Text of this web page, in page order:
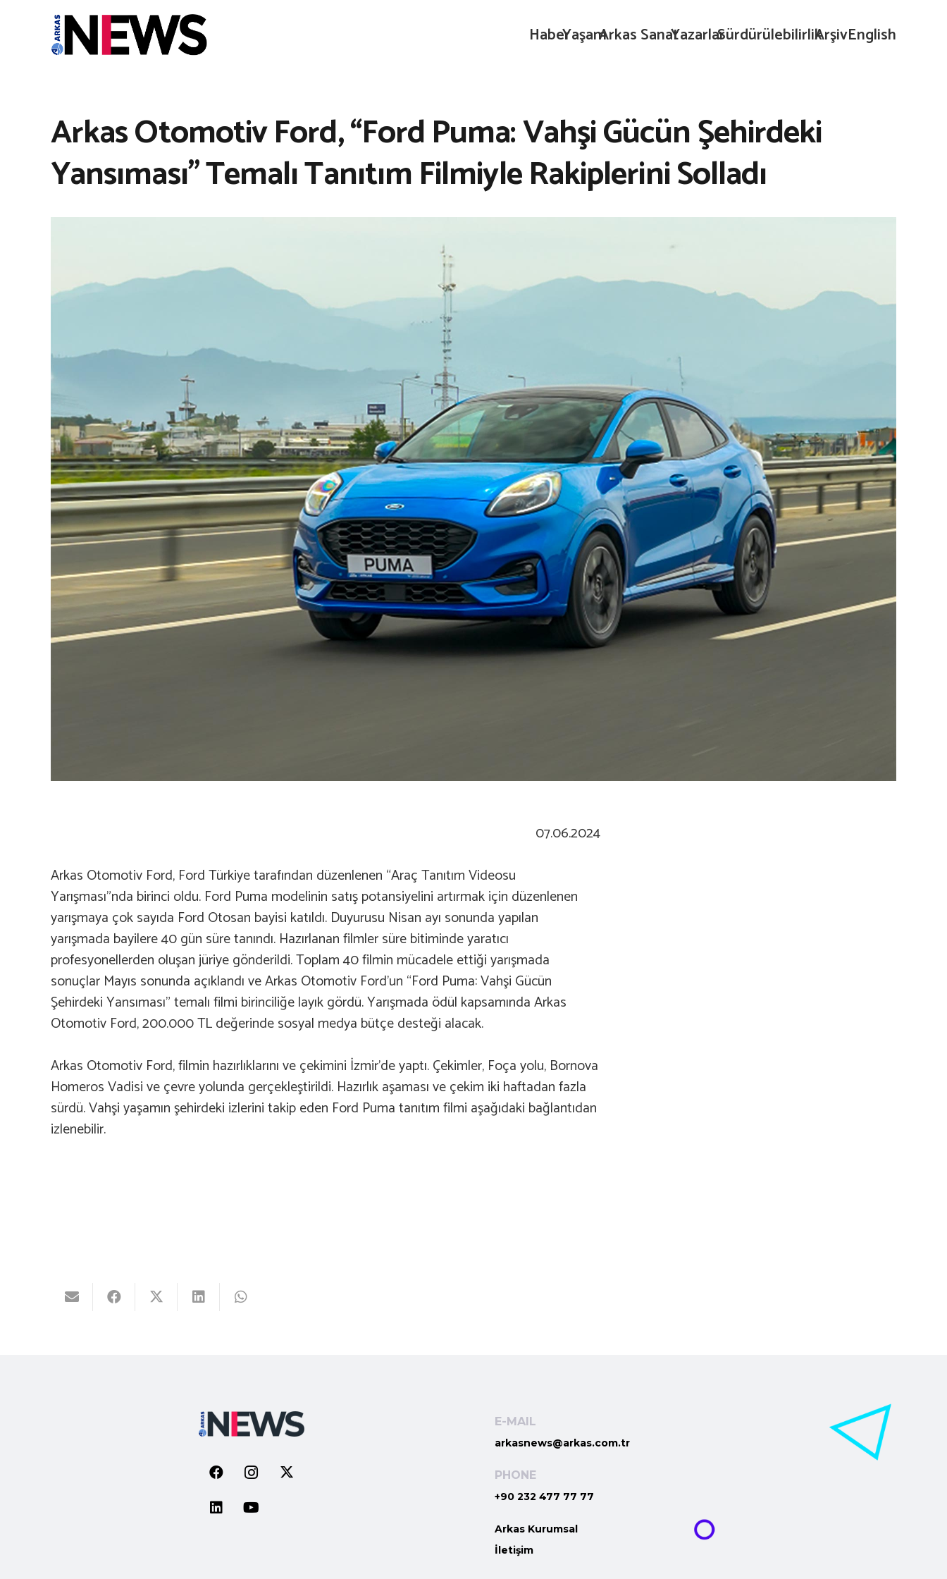
HaberYaşamArkas SanatYazarlarSürdürülebilirlikArşivEnglish
Arkas Otomotiv Ford, “Ford Puma: Vahşi Gücün Şehirdeki
Yansıması” Temalı Tanıtım Filmiyle Rakiplerini Solladı
07.06.2024
Arkas Otomotiv Ford, Ford Türkiye tarafından düzenlenen “Araç Tanıtım Videosu
Yarışması”nda birinci oldu. Ford Puma modelinin satış potansiyelini artırmak için düzenlenen
yarışmaya çok sayıda Ford Otosan bayisi katıldı. Duyurusu Nisan ayı sonunda yapılan
yarışmada bayilere 40 gün süre tanındı. Hazırlanan filmler süre bitiminde yaratıcı
profesyonellerden oluşan jüriye gönderildi. Toplam 40 filmin mücadele ettiği yarışmada
sonuçlar Mayıs sonunda açıklandı ve Arkas Otomotiv Ford’un “Ford Puma: Vahşi Gücün
Şehirdeki Yansıması” temalı filmi birinciliğe layık gördü. Yarışmada ödül kapsamında Arkas
Otomotiv Ford, 200.000 TL değerinde sosyal medya bütçe desteği alacak.
Arkas Otomotiv Ford, filmin hazırlıklarını ve çekimini İzmir’de yaptı. Çekimler, Foça yolu, Bornova
Homeros Vadisi ve çevre yolunda gerçekleştirildi. Hazırlık aşaması ve çekim iki haftadan fazla
sürdü. Vahşi yaşamın şehirdeki izlerini takip eden Ford Puma tanıtım filmi aşağıdaki bağlantıdan
izlenebilir.
E-MAIL
arkasnews@arkas.com.tr
PHONE
+90 232 477 77 77
Arkas Kurumsal
İletişim